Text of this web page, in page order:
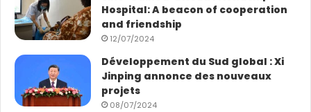
Hospital: A beacon of cooperation
and friendship
12/07/2024
Développement du Sud global : Xi
Jinping annonce des nouveaux
projets
08/07/2024